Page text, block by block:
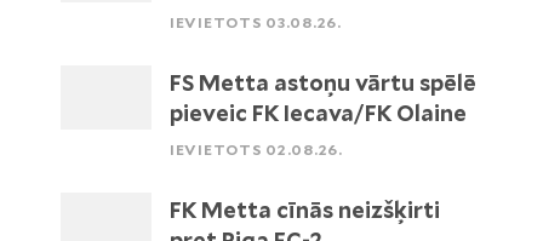
IEVIETOTS 03.08.26.
FS Metta astoņu vārtu spēlē
pieveic FK Iecava/FK Olaine
IEVIETOTS 02.08.26.
FK Metta cīnās neizšķirti